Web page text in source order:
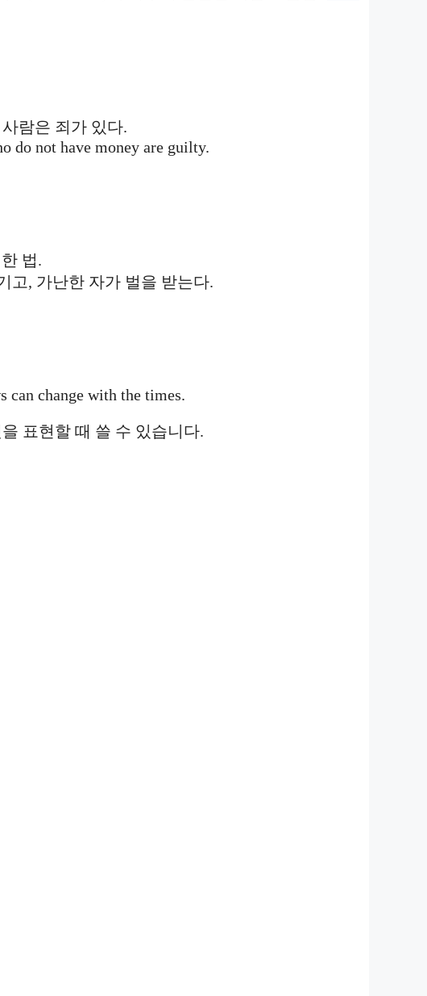
람은 죄가 있다.
do not have money are guilty.
법.
고, 가난한 자가 벌을 받는다.
can change with the times.
표현할 때 쓸 수 있습니다.